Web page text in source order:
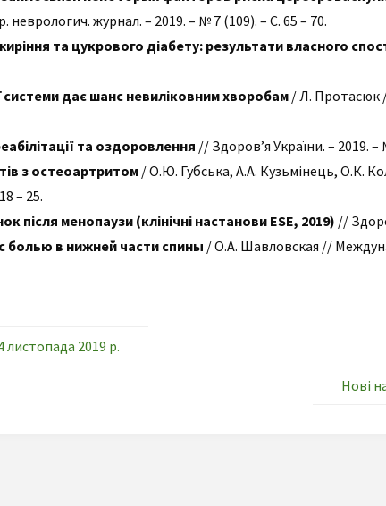
журнал. – 2019. – № 7 (109). – С. 65 – 70.
та цукрового діабету: результати власного
системи дає шанс невиліковним хворобам / Л. Протасюк
та оздоровлення // Здоров’я України. – 2019. –
з остеоартритом / О.Ю. Губська, А.А. Кузьмінець, О.К.
– 25.
після менопаузи (клінічні настанови ESE, 2019) //
болью в нижней части спины / О.А. Шавловская //
листопада 2019 р.
Нові